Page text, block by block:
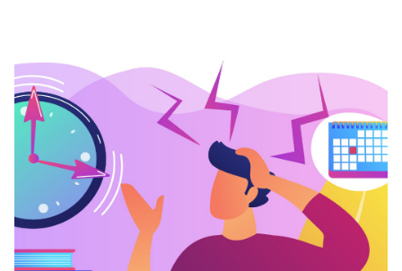
Аспирантура
Дополнительное образование
Медиа
Объявления
Новости ВУЗа